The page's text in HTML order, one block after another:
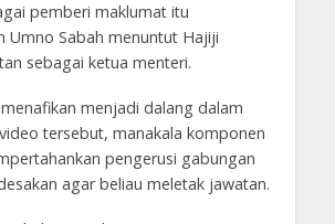
pemberi maklumat itu
Umno Sabah menuntut Hajiji
sebagai ketua menteri.
menjadi dalang dalam
tersebut, manakala komponen
pengerusi gabungan
agar beliau meletak jawatan.